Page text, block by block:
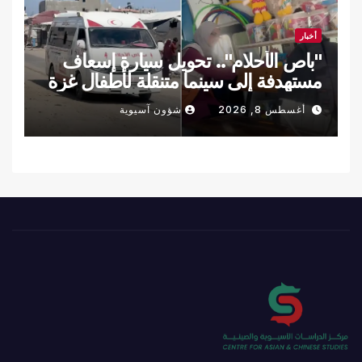
أخبار
"باص الأحلام".. تحويل سيارة إسعاف
مستهدفة إلى سينما متنقلة لأطفال غزة
أغسطس 8, 2026 شؤون آسيوية